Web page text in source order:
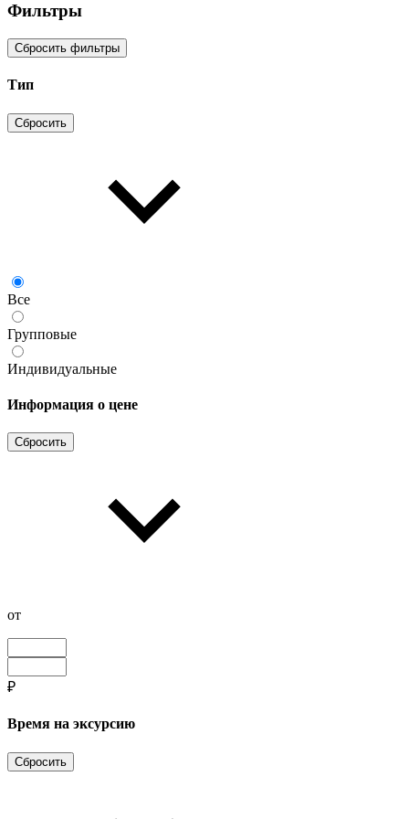
Фильтры
Сбросить фильтры
Тип
Сбросить
Все
Групповые
Индивидуальные
Информация о цене
Сбросить
от
₽
Время на эксурсию
Сбросить